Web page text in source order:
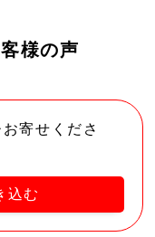
様の声
寄せくださ
込む